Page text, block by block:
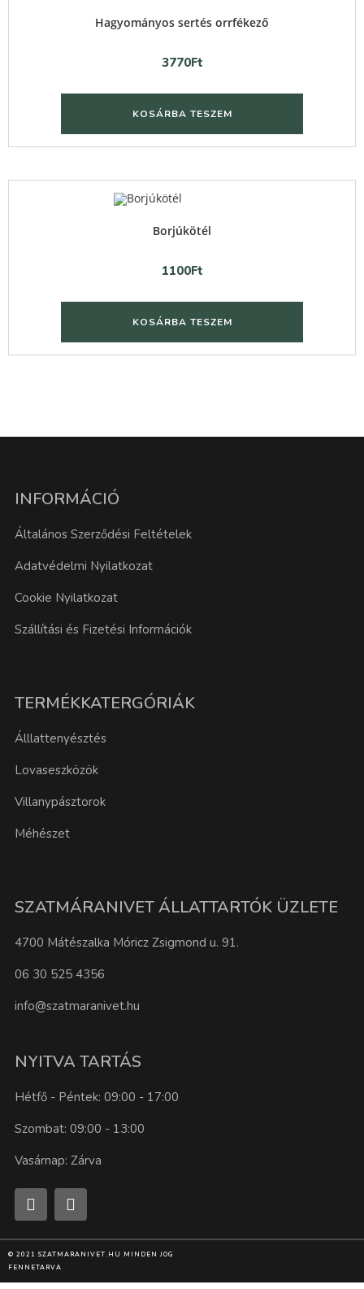
Hagyományos sertés orrfékező
3770Ft
KOSÁRBA TESZEM
Borjúkötél
1100Ft
KOSÁRBA TESZEM
INFORMÁCIÓ
Általános Szerződési Feltételek
Adatvédelmi Nyilatkozat
Cookie Nyilatkozat
Szállítási és Fizetési Információk
TERMÉKKATERGÓRIÁK
Álllattenyésztés
Lovaseszközök
Villanypásztorok
Méhészet
SZATMÁRANIVET ÁLLATTARTÓK ÜZLETE
4700 Mátészalka Móricz Zsigmond u. 91.
06 30 525 4356
info@szatmaranivet.hu
NYITVA TARTÁS
Hétfő - Péntek: 09:00 - 17:00
Szombat: 09:00 - 13:00
Vasárnap: Zárva
© 2021 SZATMARANIVET.HU MINDEN JOG
FENNETARVA